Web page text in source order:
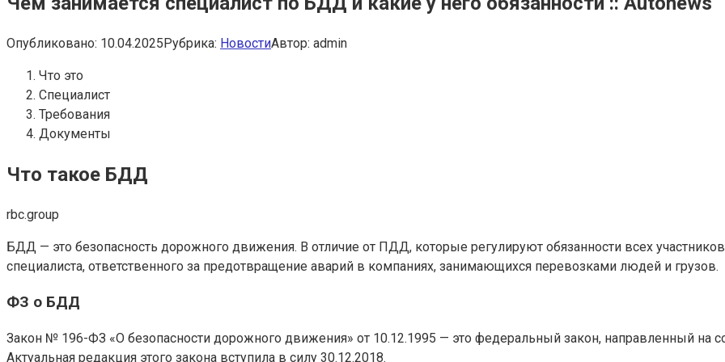
Опубликовано: 10.04.2025Рубрика: НовостиАвтор: admin
Что это
Специалист
Требования
Документы
Что такое БДД
rbc.group
БДД — это безопасность дорожного движения. В отличие от ПДД, которые регулируют обязанности всех
специалиста, ответственного за предотвращение аварий в компаниях, занимающихся перевозками людей и грузов.
ФЗ о БДД
Закон № 196-ФЗ «О безопасности дорожного движения» от 10.12.1995 — это федеральный закон, направленный на
Актуальная редакция этого закона вступила в силу 30.12.2018.